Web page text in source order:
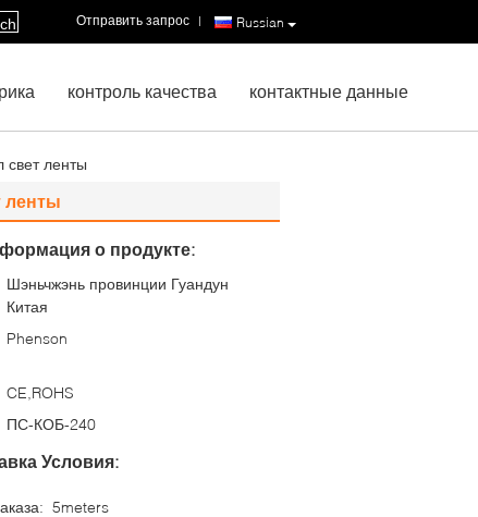
Russian
Отправить запрос |
контроль качества контактные данные
свет ленты
ленты
о продукте:
Шэньчжэнь провинции Гуандун
Китая
Phenson
CE,ROHS
ПС-КОБ-240
Условия:
5meters